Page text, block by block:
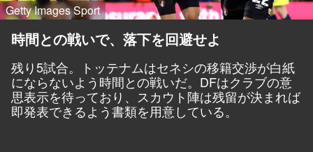
Getty Images Sport
時間との戦いで、落下を回避せよ
残り5試合。トッテナムはセネシの移籍交渉が白紙
にならないよう時間との戦いだ。DFはクラブの意
思表示を待っており、スカウト陣は残留が決まれば
即発表できるよう書類を用意している。